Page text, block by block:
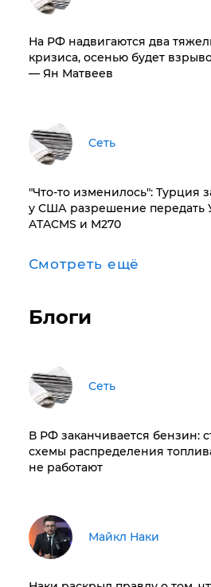
На РФ надвигаются два
кризиса, осенью будет
— Ян Матвеев
Сеть
​"Что-то изменилось": Турция
у США разрешение передать
ATACMS и M270
Смотреть ещё
Блоги
Сеть
​В РФ заканчивается бензин:
схемы распределения
не работают
Майкл Наки